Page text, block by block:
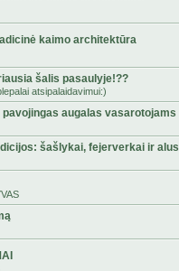
kaimo architektūra
šalis pasaulyje!??
atsipalaidavimui:)
augalas vasarotojams
šašlykai, fejerverkai ir alus